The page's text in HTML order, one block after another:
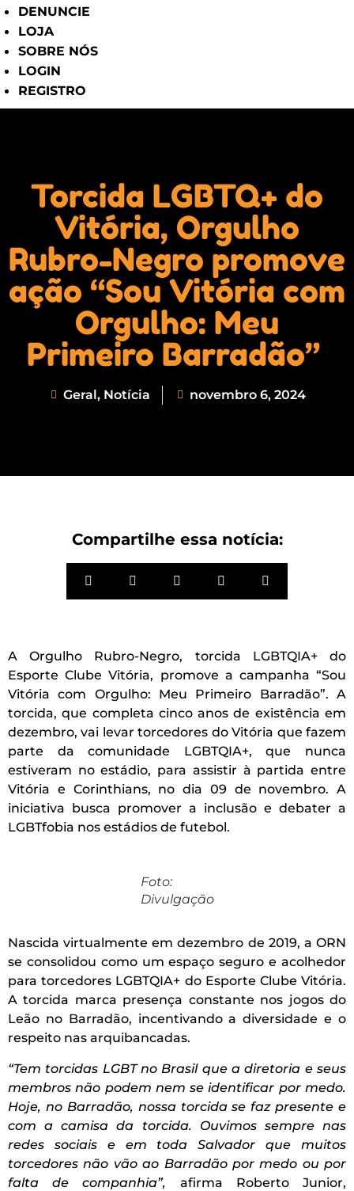
DENUNCIE
LOJA
SOBRE NÓS
LOGIN
REGISTRO
Torcida LGBTQ+ do
Vitória, Orgulho
Rubro-Negro promove
ação “Sou Vitória com
Orgulho: Meu
Primeiro Barradão”
Geral, Notícia novembro 6, 2024
Compartilhe essa notícia:
A Orgulho Rubro-Negro, torcida LGBTQIA+ do
Esporte Clube Vitória, promove a campanha “Sou
Vitória com Orgulho: Meu Primeiro Barradão”. A
torcida, que completa cinco anos de existência em
dezembro, vai levar torcedores do Vitória que fazem
parte da comunidade LGBTQIA+, que nunca
estiveram no estádio, para assistir à partida entre
Vitória e Corinthians, no dia 09 de novembro. A
iniciativa busca promover a inclusão e debater a
LGBTfobia nos estádios de futebol.
Foto:
Divulgação
Nascida virtualmente em dezembro de 2019, a ORN
se consolidou como um espaço seguro e acolhedor
para torcedores LGBTQIA+ do Esporte Clube Vitória.
A torcida marca presença constante nos jogos do
Leão no Barradão, incentivando a diversidade e o
respeito nas arquibancadas.
“Tem torcidas LGBT no Brasil que a diretoria e seus
membros não podem nem se identificar por medo.
Hoje, no Barradão, nossa torcida se faz presente e
com a camisa da torcida. Ouvimos sempre nas
redes sociais e em toda Salvador que muitos
torcedores não vão ao Barradão por medo ou por
falta de companhia”, afirma Roberto Junior,